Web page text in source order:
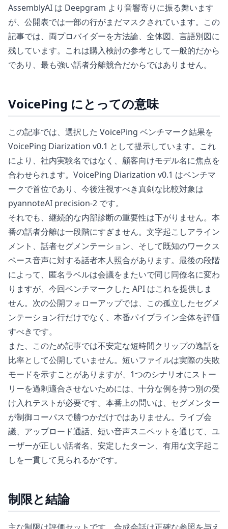
AssemblyAI は Deepgram より音響寄りに振る舞います
が、公開表では一部の行がまだマスクされています。この
記事では、両プロバイダーを方法論、全体図、言語別図に
残しています。これは購入検討の参考として一般的だから
であり、最も強い話者分離競合だからではありません。
VoicePing にとっての意味
この記事では、選択した VoicePing ベンチマーク結果を
VoicePing Diarization v0.1 として提示しています。これ
により、社内実験名ではなく、顧客向けモデル名に焦点を
合わせられます。VoicePing Diarization v0.1 はベンチマ
ークで首位であり、今後注視すべき真剣な比較対象は
pyannoteAI precision-2 です。
それでも、継続的な内部診断の重要性は下がりません。本
番の話者分離は一段階にすぎません。文字起こしアライン
メント、話者セグメンテーション、そして既知のワークス
ペース音声に対する話者本人照合があります。最後の段階
によって、匿名ラベルは会議をまたいで同じ同僚名に変わ
りますが、今回ベンチマークした API はこれを提供しま
せん。次の公開フォローアップでは、この孤立したセグメ
ンテーション行だけでなく、本番パイプライン全体を評価
すべきです。
また、このため記事では不安定な短時間クリップの逸話を
比率として公開していません。短いファイルは実際の失敗
モードを示すことがありますが、1つのシナリオにストー
リーを過剰適合させないためには、十分な例を持つ別の受
け入れテストが必要です。本番上の問いは、セグメンター
が制御コーパスで勝つかだけではありません。ライブ会
議、アップロード通話、短い音声スニペットを通じて、ユ
ーザーが正しい話者名、安定したターン、有用な文字起こ
しを一貫して見られるかです。
制限と結論